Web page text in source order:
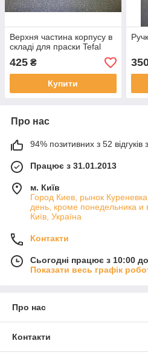
Верхня частина корпусу в
складі для праски Tefal
425 ₴
Купити
Про нас
94% позитивних з 52 відгуків
Працює з 31.01.2013
м. Київ
Город Киев, рынок
день, кроме понедельника и
Київ, Україна
Контакти
Сьогодні працює з 10:00
Показати весь графік
Про нас
Контакти